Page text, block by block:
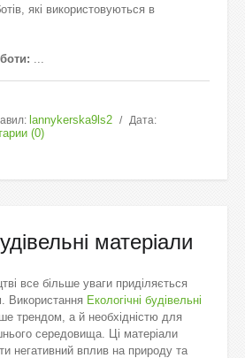
які використовуються в
...
lannykerska9ls2
Дата:
(0)
матеріали
все більше уваги приділяється
Використання Екологічні будівельні
трендом, а й необхідністю для
середовища. Ці матеріали
негативний вплив на природу та